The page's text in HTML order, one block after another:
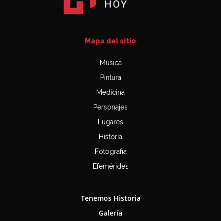
Mapa del sitio
Música
Pintura
Medicina
Personajes
Lugares
Historia
Fotografía
Efemérides
Tenemos Historia
Galería